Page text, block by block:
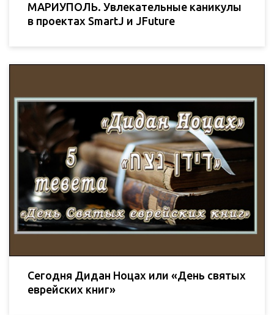
МАРИУПОЛЬ. Увлекательные каникулы
в проектах SmartJ и JFuture
Сегодня Дидан Ноцах или «День святых
еврейских книг»